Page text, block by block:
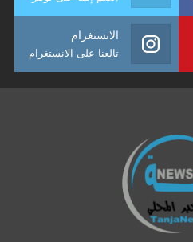
الانستغرام
تالعنا على الانستغرام